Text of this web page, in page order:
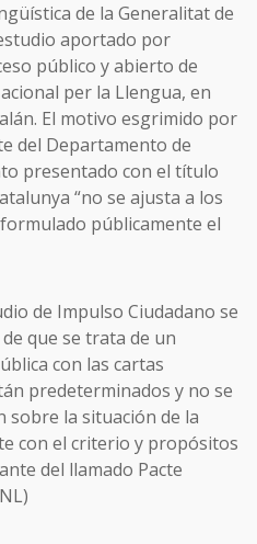
de la Generalitat de
aportado por
público y abierto de
per la Llengua, en
El motivo esgrimido por
del Departamento de
presentado con el título
“no se ajusta a los
públicamente el
de Impulso Ciudadano se
que se trata de un
con las cartas
predeterminados y no se
la situación de la
con el criterio y propósitos
del llamado Pacte